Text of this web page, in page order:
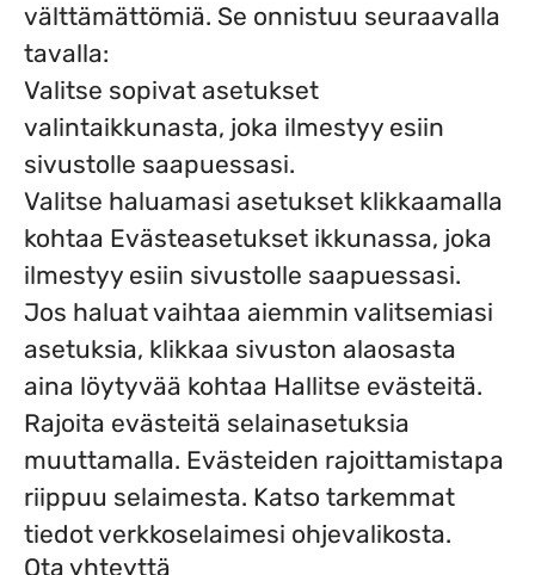
välttämättömiä. Se onnistuu seuraavalla
tavalla:
Valitse sopivat asetukset
valintaikkunasta, joka ilmestyy esiin
sivustolle saapuessasi.
Valitse haluamasi asetukset klikkaamalla
kohtaa Evästeasetukset ikkunassa, joka
ilmestyy esiin sivustolle saapuessasi.
Jos haluat vaihtaa aiemmin valitsemiasi
asetuksia, klikkaa sivuston alaosasta
aina löytyvää kohtaa Hallitse evästeitä.
Rajoita evästeitä selainasetuksia
muuttamalla. Evästeiden rajoittamistapa
riippuu selaimesta. Katso tarkemmat
tiedot verkkoselaimesi ohjevalikosta.
Ota yhteyttä